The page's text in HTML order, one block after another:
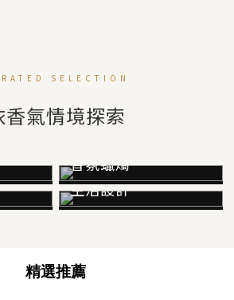
SELECTION
香氣情境探索
香氛蠟燭
生活設計
精選推薦